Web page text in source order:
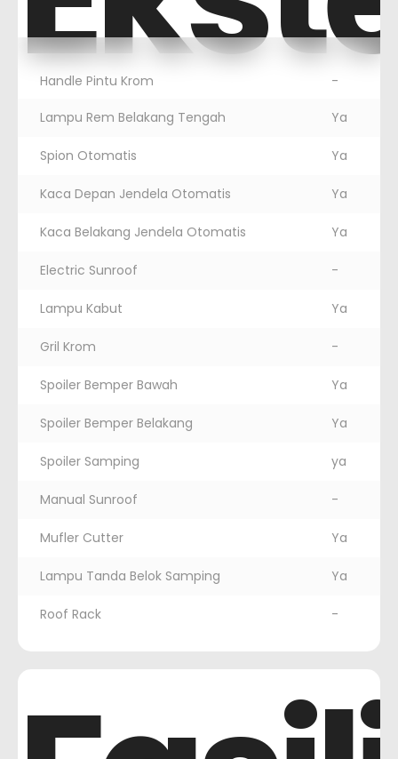
Handle Pintu Krom -
Lampu Rem Belakang Tengah Ya
Spion Otomatis Ya
Kaca Depan Jendela Otomatis Ya
Kaca Belakang Jendela Otomatis Ya
Electric Sunroof -
Lampu Kabut Ya
Gril Krom -
Spoiler Bemper Bawah Ya
Spoiler Bemper Belakang Ya
Spoiler Samping ya
Manual Sunroof -
Mufler Cutter Ya
Lampu Tanda Belok Samping Ya
Roof Rack -